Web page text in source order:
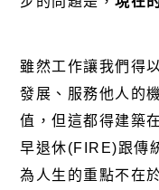
雖然工作讓我們得
發展、服務他人的
值，但這都得建築
早退休(FIRE)跟傳
為人生的重點不在